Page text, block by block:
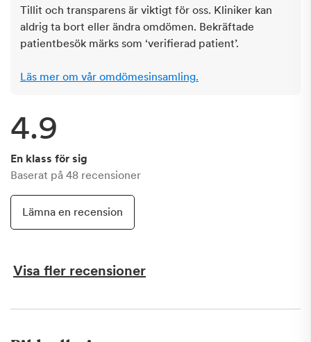
Tillit och transparens är viktigt för oss. Kliniker kan
aldrig ta bort eller ändra omdömen. Bekräftade
patientbesök märks som ‘verifierad patient’.
Läs mer om vår omdömesinsamling.
4.9
En klass för sig
Baserat på 48 recensioner
Lämna en recension
Visa fler recensioner